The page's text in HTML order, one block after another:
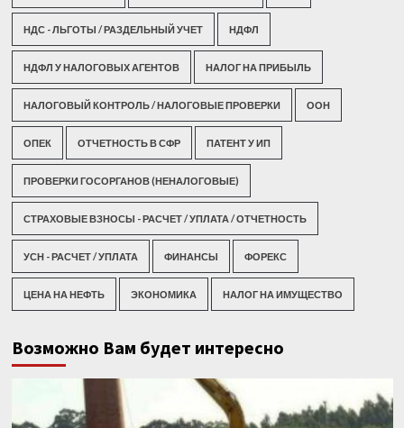
НДС - ЛЬГОТЫ / РАЗДЕЛЬНЫЙ УЧЕТ НДФЛ
НДФЛ У НАЛОГОВЫХ АГЕНТОВ НАЛОГ НА ПРИБЫЛЬ
НАЛОГОВЫЙ КОНТРОЛЬ / НАЛОГОВЫЕ ПРОВЕРКИ ООН
ОПЕК ОТЧЕТНОСТЬ В СФР ПАТЕНТ У ИП
ПРОВЕРКИ ГОСОРГАНОВ (НЕНАЛОГОВЫЕ)
СТРАХОВЫЕ ВЗНОСЫ - РАСЧЕТ / УПЛАТА / ОТЧЕТНОСТЬ
УСН - РАСЧЕТ / УПЛАТА ФИНАНСЫ ФОРЕКС
ЦЕНА НА НЕФТЬ ЭКОНОМИКА НАЛОГ НА ИМУЩЕСТВО
Возможно Вам будет интересно